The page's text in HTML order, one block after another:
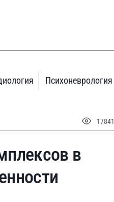
Психоневрология
17841
в